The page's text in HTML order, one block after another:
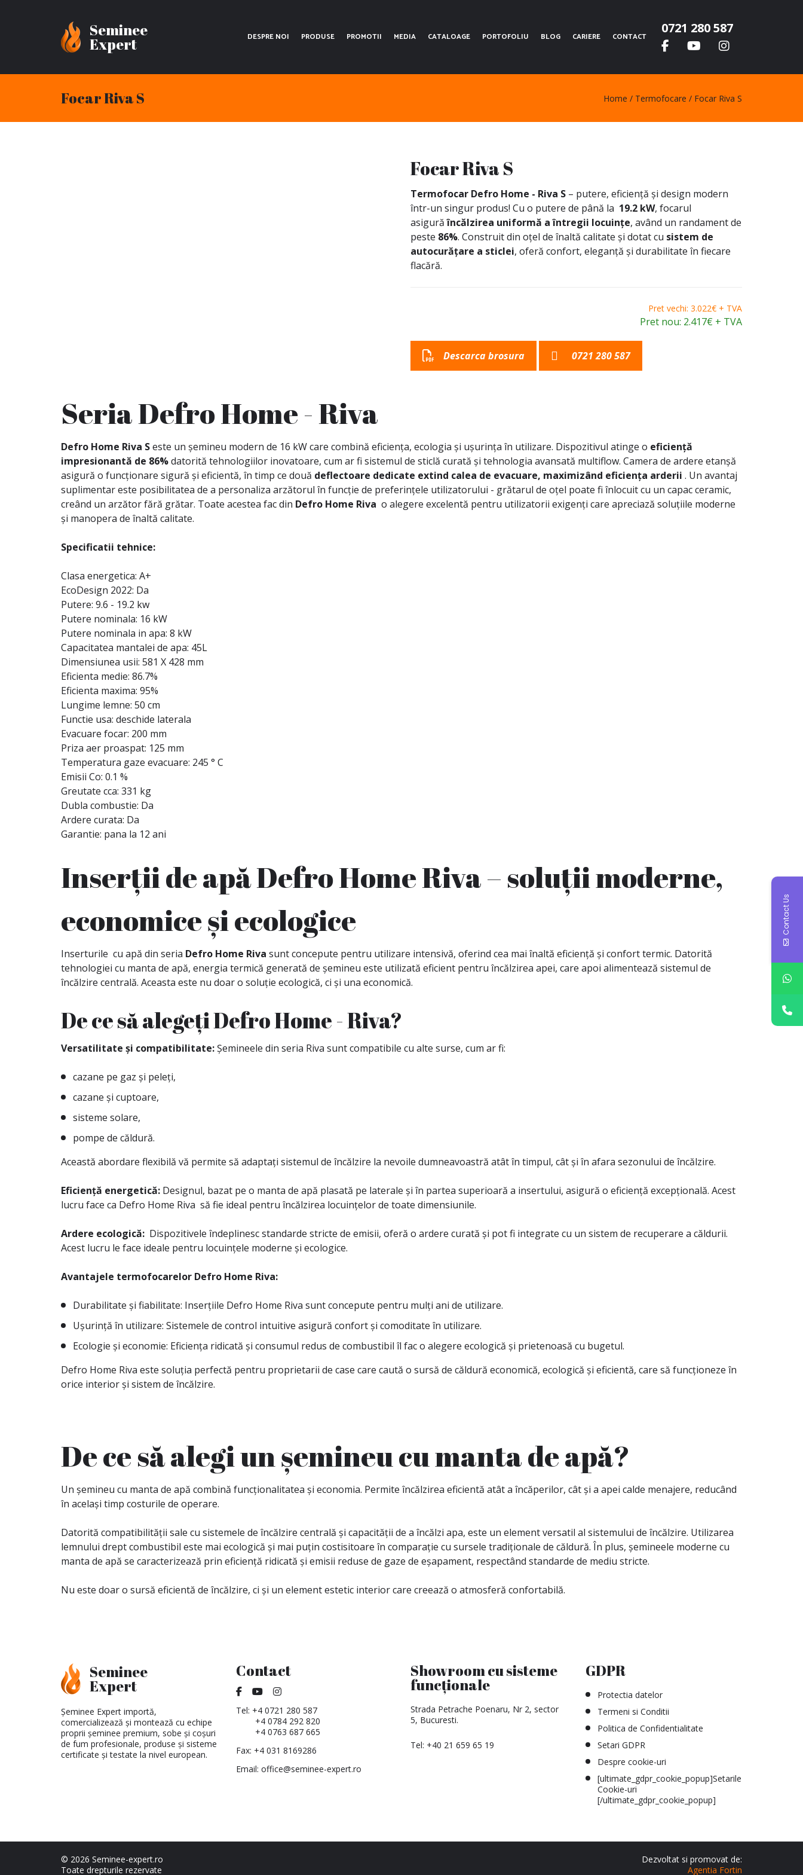
Seminee
Expert DESPRE NOI PRODUSE PROMOTII MEDIA CATALOAGE PORTOFOLIU BLOG CARIERE CONTACT
0721 280 587
Focar Riva S Home Termofocare Focar Riva S
Focar Riva S
Termofocar Defro Home - Riva S – putere, eficiență și design modern
într-un singur produs! Cu o putere de până la 19.2 kW, focarul
asigurăîncălzirea uniformă a întregii locuințe, având un randament de
peste 86%. Construit din oțel de înaltă calitate și dotat cu sistem de
autocurățare a sticlei, oferă confort, eleganță și durabilitate în fiecare
flacără.
Pret vechi: 3.022€ + TVA
Pret nou: 2.417€ + TVA
Descarca brosura 0721 280 587
Seria Defro Home - Riva
Defro Home Riva Seste un șemineu modern de 16 kW care combină eficiența, ecologia și ușurința în utilizare. Dispozitivul atinge o eficiență
impresionantă de 86%datorită tehnologiilor inovatoare, cum ar fi sistemul de sticlă curată și tehnologia avansată multiflow. Camera de ardere etanșă
asigură o funcționare sigură și eficientă, în timp ce două deflectoare dedicate extind calea de evacuare, maximizând eficiența arderii . Un avantaj
suplimentar este posibilitatea de a personaliza arzătorul în funcție de preferințele utilizatorului - grătarul de oțel poate fi înlocuit cu un capac ceramic,
creând un arzător fără grătar. Toate acestea fac din Defro Home Riva o alegere excelentă pentru utilizatorii exigenți care apreciază soluțiile moderne
și manopera de înaltă calitate.
Specificatii tehnice:
Clasa energetica: A+
EcoDesign 2022: Da
Putere: 9.6 - 19.2 kw
Putere nominala: 16 kW
Putere nominala in apa: 8 kW
Capacitatea mantalei de apa: 45L
Dimensiunea usii: 581 X 428 mm
Eficienta medie: 86.7%
Eficienta maxima: 95%
Lungime lemne: 50 cm
Functie usa: deschide laterala
Evacuare focar: 200 mm
Priza aer proaspat: 125 mm
Temperatura gaze evacuare: 245 ° C
Emisii Co: 0.1 %
Greutate cca: 331 kg
Dubla combustie: Da
Ardere curata: Da
Garantie: pana la 12 ani
Inserții de apă Defro Home Riva – soluții moderne,
economice și ecologice
Inserturile cu apă din seria Defro Home Riva sunt concepute pentru utilizare intensivă, oferind cea mai înaltă eficiență și confort termic. Datorită
tehnologiei cu manta de apă, energia termică generată de șemineu este utilizată eficient pentru încălzirea apei, care apoi alimentează sistemul de
încălzire centrală. Aceasta este nu doar o soluție ecologică, ci și una economică.
De ce să alegeți Defro Home - Riva?
Versatilitate și compatibilitate:Șemineele din seria Riva sunt compatibile cu alte surse, cum ar fi:
cazane pe gaz și peleți,
cazane și cuptoare,
sisteme solare,
pompe de căldură.
Această abordare flexibilă vă permite să adaptați sistemul de încălzire la nevoile dumneavoastră atât în ​​timpul, cât și în afara sezonului de încălzire.
Eficiență energetică: Designul, bazat pe o manta de apă plasată pe laterale și în partea superioară a insertului, asigură o eficiență excepțională. Acest
lucru face ca Defro Home Riva să fie ideal pentru încălzirea locuințelor de toate dimensiunile.
Ardere ecologică: Dispozitivele îndeplinesc standarde stricte de emisii, oferă o ardere curată și pot fi integrate cu un sistem de recuperare a căldurii.
Acest lucru le face ideale pentru locuințele moderne și ecologice.
Avantajele termofocarelor Defro Home Riva:
Durabilitate și fiabilitate: Inserțiile Defro Home Riva sunt concepute pentru mulți ani de utilizare.
Ușurință în utilizare: Sistemele de control intuitive asigură confort și comoditate în utilizare.
Ecologie și economie: Eficiența ridicată și consumul redus de combustibil îl fac o alegere ecologică și prietenoasă cu bugetul.
Defro Home Riva este soluția perfectă pentru proprietarii de case care caută o sursă de căldură economică, ecologică și eficientă, care să funcționeze în
orice interior și sistem de încălzire.
De ce să alegi un șemineu cu manta de apă?
Un șemineu cu manta de apă combină funcționalitatea și economia. Permite încălzirea eficientă atât a încăperilor, cât și a apei calde menajere, reducând
în același timp costurile de operare.
Datorită compatibilității sale cu sistemele de încălzire centrală și capacității de a încălzi apa, este un element versatil al sistemului de încălzire. Utilizarea
lemnului drept combustibil este mai ecologică și mai puțin costisitoare în comparație cu sursele tradiționale de căldură. În plus, șemineele moderne cu
manta de apă se caracterizează prin eficiență ridicată și emisii reduse de gaze de eșapament, respectând standarde de mediu stricte.
Nu este doar o sursă eficientă de încălzire, ci și un element estetic interior care creează o atmosferă confortabilă.
Seminee
Expert
Șeminee Expert importă,
comercializează și montează cu echipe
proprii șeminee premium, sobe și coșuri
de fum profesionale, produse și sisteme
certificate și testate la nivel european.
Contact
Tel: +4 0721 280 587
+4 0784 292 820
+4 0763 687 665
Fax: +4 031 8169286
Email: office@seminee-expert.ro
Showroom cu sisteme
funcționale
Strada Petrache Poenaru, Nr 2, sector
5, Bucuresti.
Tel: +40 21 659 65 19
GDPR
Protectia datelor
Termeni si Conditii
Politica de Confidentialitate
Setari GDPR
Despre cookie-uri
[ultimate_gdpr_cookie_popup]Setarile
Cookie-uri
[/ultimate_gdpr_cookie_popup]
© 2026 Seminee-expert.ro
Toate drepturile rezervate
Dezvoltat si promovat de:
Agentia Fortin
Contact Us